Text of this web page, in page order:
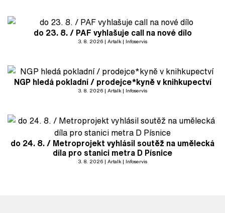
do 23. 8. / PAF vyhlašuje call na nové dílo
3. 8. 2026 Artalk Infoservis
NGP hledá pokladní / prodejce*kyně v knihkupectví
3. 8. 2026 Artalk Infoservis
do 24. 8. / Metroprojekt vyhlásil soutěž na umělecká
díla pro stanici metra D Písnice
3. 8. 2026 Artalk Infoservis